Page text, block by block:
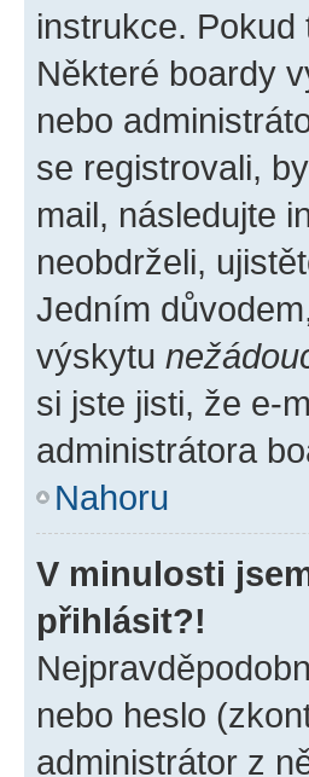
instrukce.
Některé boardy
nebo
se registrovali,
mail, následujte
neobdrželi,
Jedním
výskytu
si jste jisti, že e-
administrátora
Nahoru
V minulosti
přihlásit?!
nebo heslo
administrátor z